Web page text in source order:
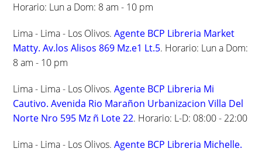
Horario: Lun a Dom: 8 am - 10 pm
Lima - Lima - Los Olivos.Agente BCP Libreria Market
Matty. Av.los Alisos 869 Mz.e1 Lt.5. Horario: Lun a Dom:
8 am - 10 pm
Lima - Lima - Los Olivos.Agente BCP Libreria Mi
Cautivo. Avenida Rio Marañon Urbanizacion Villa Del
Norte Nro 595 Mz ñ Lote 22. Horario: L-D: 08:00 - 22:00
Lima - Lima - Los Olivos.Agente BCP Libreria Michelle.